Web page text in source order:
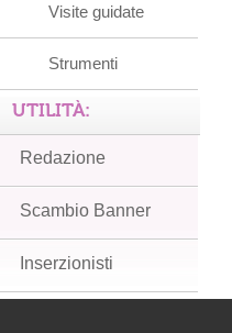
Visite guidate
Strumenti
UTILITÀ:
Redazione
Scambio Banner
Inserzionisti